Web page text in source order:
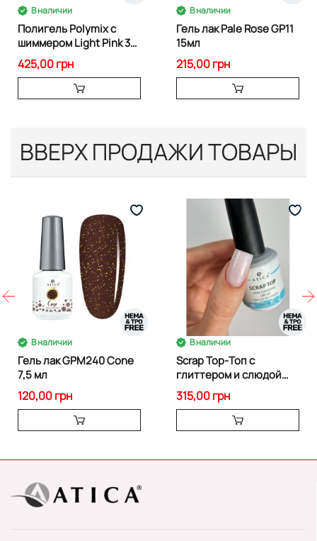
В наличии
Полигель Polymix с
шиммером Light Pink 30
г
425,00 грн
В наличии
Гель лак Pale Rose GP11
15мл
215,00 грн
ВВЕРХ ПРОДАЖИ ТОВАРЫ
В наличии
Гель лак GPM240 Cone
7,5 мл
120,00 грн
В наличии
Scrap Top-Топ с
глиттером и слюдой
15мл
315,00 грн